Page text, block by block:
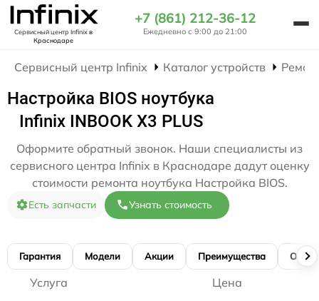
Сервисный центр Infinixв
Краснодаре
+7 (861) 212-36-12
Ежедневно с 9:00 до 21:00
Сервисный центр Infinix Каталог устройств
Настройка BIOS ноутбука
Infinix INBOOK X3 PLUS
Оформите обратный звонок. Наши специалисты из
сервисного центра Infinix в Краснодаре дадут оценку
стоимости ремонта ноутбука Настройка BIOS.
Есть запчасти Узнать стоимость
Гарантия Модели Акции Преимущества
Услуга Цена